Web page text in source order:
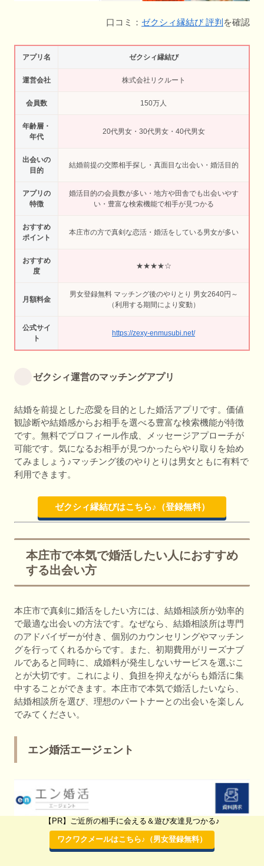
口コミ： ゼクシィ縁結び 評判 を確認
アプリ名 ゼクシィ縁結び
運営会社 株式会社リクルート
会員数 150万人
年齢層・
年代
20代男女・30代男女・40代男女
出会いの
目的
結婚前提の交際相手探し・真面目な出会い・婚活目的
アプリの
特徴
婚活目的の会員数が多い・地方や田舎でも出会いやす
い・豊富な検索機能で相手が見つかる
おすすめ
ポイント
本庄市の方で真剣な恋活・婚活をしている男女が多い
おすすめ
度
★★★★☆
月額料金
男女登録無料 マッチング後のやりとり 男女2640円～
（利用する期間により変動）
公式サイ
ト
https://zexy-enmusubi.net/
ゼクシィ運営のマッチングアプリ
結婚を前提とした恋愛を目的とした婚活アプリです。価値
観診断や結婚感からお相手を選べる豊富な検索機能が特徴
です。無料でプロフィール作成、メッセージアプローチが
可能です。気になるお相手が見つかったらやり取りを始め
てみましょう♪マッチング後のやりとりは男女ともに有料で
利用できます。
ゼクシィ縁結びはこちら♪（登録無料）
本庄市で本気で婚活したい人におすすめ
する出会い方
本庄市で真剣に婚活をしたい方には、結婚相談所が効率的
で最適な出会いの方法です。なぜなら、結婚相談所は専門
のアドバイザーが付き、個別のカウンセリングやマッチン
グを行ってくれるからです。また、初期費用がリーズナブ
ルであると同時に、成婚料が発生しないサービスを選ぶこ
とが大切です。これにより、負担を抑えながらも婚活に集
中することができます。本庄市で本気で婚活したいなら、
結婚相談所を選び、理想のパートナーとの出会いを楽しん
でみてください。
エン婚活エージェント
【PR】ご近所の相手に会える＆遊び友達見つかる♪
ワクワクメールはこちら♪（男女登録無料）